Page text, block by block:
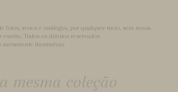
fotos, textos e catálogos, por qualquer meio, sem nossa
escrito. Todos os direitos reservados
meramente ilustrativas
mesma coleção